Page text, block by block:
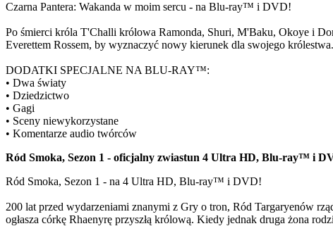
Czarna Pantera: Wakanda w moim sercu - na Blu-ray™ i DVD!
Po śmierci króla T'Challi królowa Ramonda, Shuri, M'Baku, Okoye i
Everettem Rossem, by wyznaczyć nowy kierunek dla swojego królestwa.
DODATKI SPECJALNE NA BLU-RAY™:
• Dwa światy
• Dziedzictwo
• Gagi
• Sceny niewykorzystane
• Komentarze audio twórców
Ród Smoka, Sezon 1 - oficjalny zwiastun 4 Ultra HD, Blu-ray™ i
Ród Smoka, Sezon 1 - na 4 Ultra HD, Blu-ray™ i DVD!
200 lat przed wydarzeniami znanymi z Gry o tron, Ród Targaryenów
ogłasza córkę Rhaenyrę przyszłą królową. Kiedy jednak druga żona